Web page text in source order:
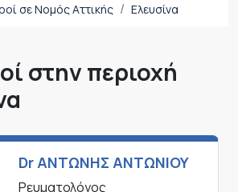
σε Νομός Αττικής Ελευσίνα
στην περιοχή
Dr ΑΝΤΩΝΗΣ ΑΝΤΩΝΙΟΥ
Ρευματολόγος